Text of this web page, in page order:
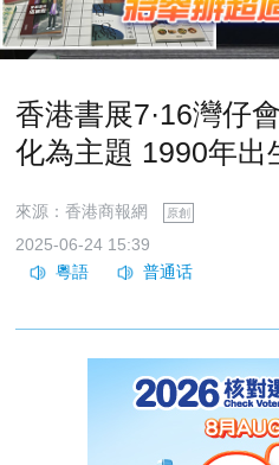
香港書展7·16灣仔
化為主題 1990年出
來源：香港商報網 原創
2025-06-24 15:39